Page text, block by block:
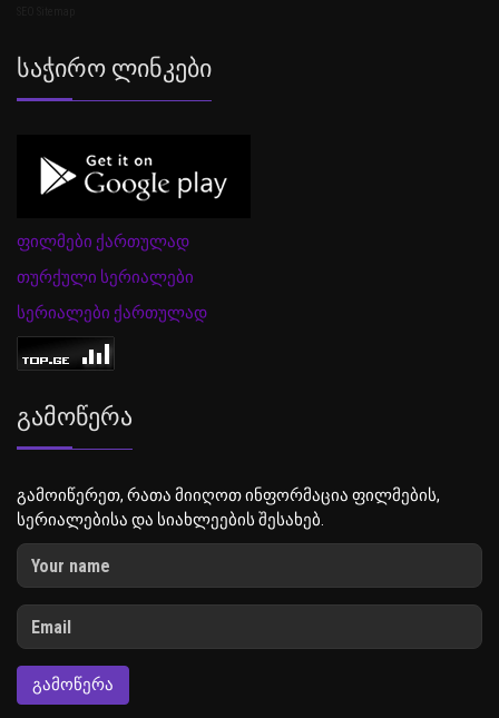
Საჭირო Ლინკები
ფილმები ქართულად
თურქული სერიალები
სერიალები ქართულად
Გამოწერა
გამოიწერეთ, რათა მიიღოთ ინფორმაცია ფილმების,
სერიალებისა და სიახლეების შესახებ.
ᲒᲐᲛᲝᲬᲔᲠᲐ